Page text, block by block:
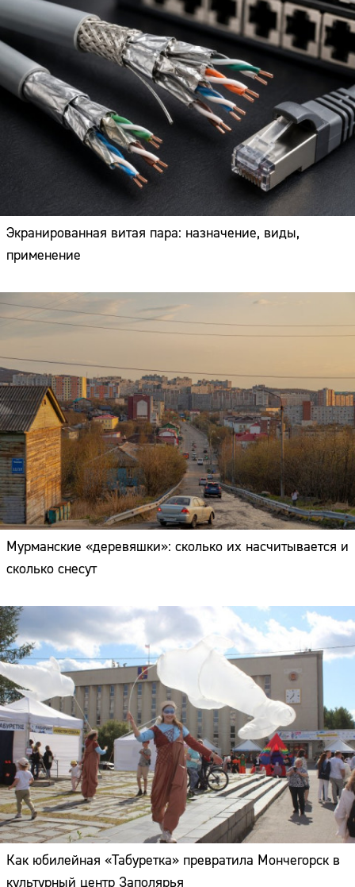
Экранированная витая пара: назначение, виды,
применение
Мурманские «деревяшки»: сколько их насчитывается и
сколько снесут
Как юбилейная «Табуретка» превратила Мончегорск в
культурный центр Заполярья